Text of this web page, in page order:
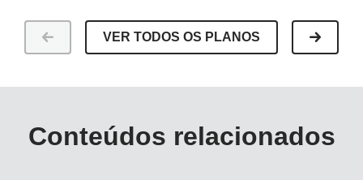
VER TODOS OS PLANOS
Conteúdos relacionados